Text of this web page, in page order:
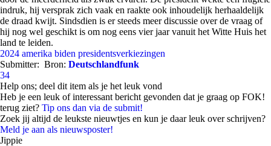
indruk, hij versprak zich vaak en raakte ook inhoudelijk herhaaldelijk
de draad kwijt. Sindsdien is er steeds meer discussie over de vraag of
hij nog wel geschikt is om nog eens vier jaar vanuit het Witte Huis het
land te leiden.
2024 amerika biden presidentsverkiezingen
Submitter: Bron: Deutschlandfunk
34
Help ons; deel dit item als je het leuk vond
Heb je een leuk of interessant bericht gevonden dat je graag op FOK!
terug ziet? Tip ons dan via de submit!
Zoek jij altijd de leukste nieuwtjes en kun je daar leuk over schrijven?
Meld je aan als nieuwsposter!
Jippie